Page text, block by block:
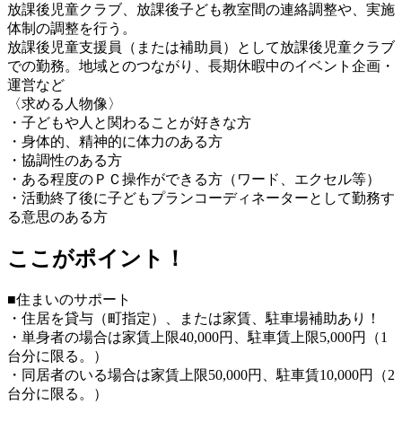
放課後児童クラブ、放課後子ども教室間の連絡調整や、実施
体制の調整を行う。
放課後児童支援員（または補助員）として放課後児童クラブ
での勤務。地域とのつながり、長期休暇中のイベント企画・
運営など
〈求める人物像〉
・子どもや人と関わることが好きな方
・身体的、精神的に体力のある方
・協調性のある方
・ある程度のＰＣ操作ができる方（ワード、エクセル等）
・活動終了後に子どもプランコーディネーターとして勤務す
る意思のある方
ここがポイント！
■住まいのサポート
・住居を貸与（町指定）、または家賃、駐車場補助あり！
・単身者の場合は家賃上限40,000円、駐車賃上限5,000円（1
台分に限る。）
・同居者のいる場合は家賃上限50,000円、駐車賃10,000円（2
台分に限る。）